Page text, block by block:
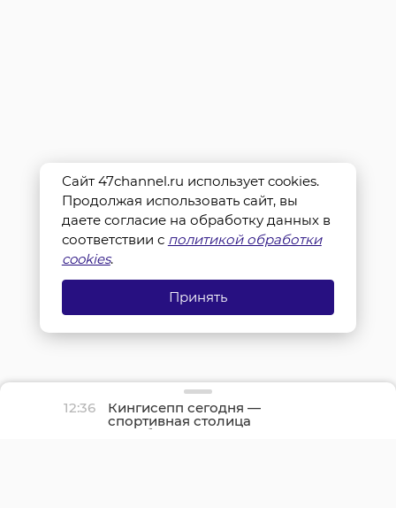
12:36 Кингисепп сегодня —
спортивная столица
Ленобласти: начался
Сайт 47channel.ru использует cookies.
Продолжая использовать сайт, вы
даете согласие на обработку данных в
соответствии с политикой обработки
cookies.
Принять